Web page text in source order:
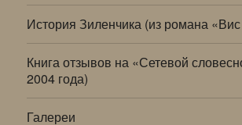
История Зиленчика (из романа
Книга отзывов на «Сетевой
2004 года)
Галереи